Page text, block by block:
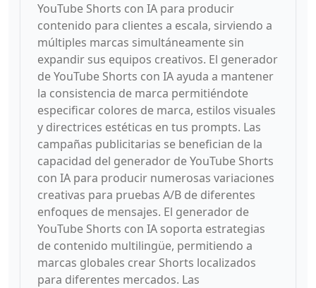
YouTube Shorts con IA para producir
contenido para clientes a escala, sirviendo a
múltiples marcas simultáneamente sin
expandir sus equipos creativos. El generador
de YouTube Shorts con IA ayuda a mantener
la consistencia de marca permitiéndote
especificar colores de marca, estilos visuales
y directrices estéticas en tus prompts. Las
campañas publicitarias se benefician de la
capacidad del generador de YouTube Shorts
con IA para producir numerosas variaciones
creativas para pruebas A/B de diferentes
enfoques de mensajes. El generador de
YouTube Shorts con IA soporta estrategias
de contenido multilingüe, permitiendo a
marcas globales crear Shorts localizados
para diferentes mercados. Las